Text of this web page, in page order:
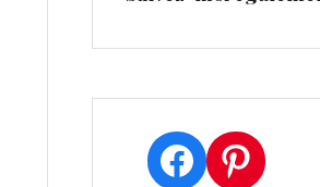
Facebook